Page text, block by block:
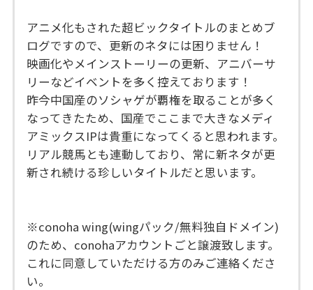
アニメ化もされた超ビックタイトルのまとめブ
ログですので、更新のネタには困りません！
映画化やメインストーリーの更新、アニバーサ
リーなどイベントを多く控えております！
昨今中国産のソシャゲが覇権を取ることが多く
なってきたため、国産でここまで大きなメディ
アミックスIPは貴重になってくると思われます。
リアル競馬とも連動しており、常に新ネタが更
新され続ける珍しいタイトルだと思います。
※conoha wing(wingパック/無料独自ドメイン)
のため、conohaアカウントごと譲渡致します。
これに同意していただける方のみご連絡くださ
い。